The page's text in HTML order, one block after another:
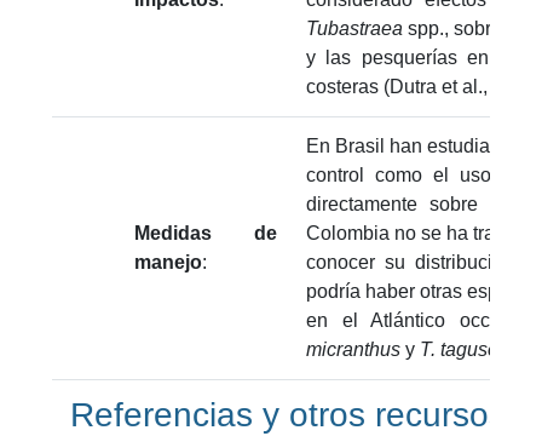
Tubastraea spp., sobre la
y las pesquerías en
costeras (Dutra et al.,
Medidas de
manejo:
En Brasil han estudiado
control como el uso de
directamente sobre las
Colombia no se ha
conocer su distribución y
podría haber otras
en el Atlántico
micranthus y T. tagusensis
Referencias y otros recursos